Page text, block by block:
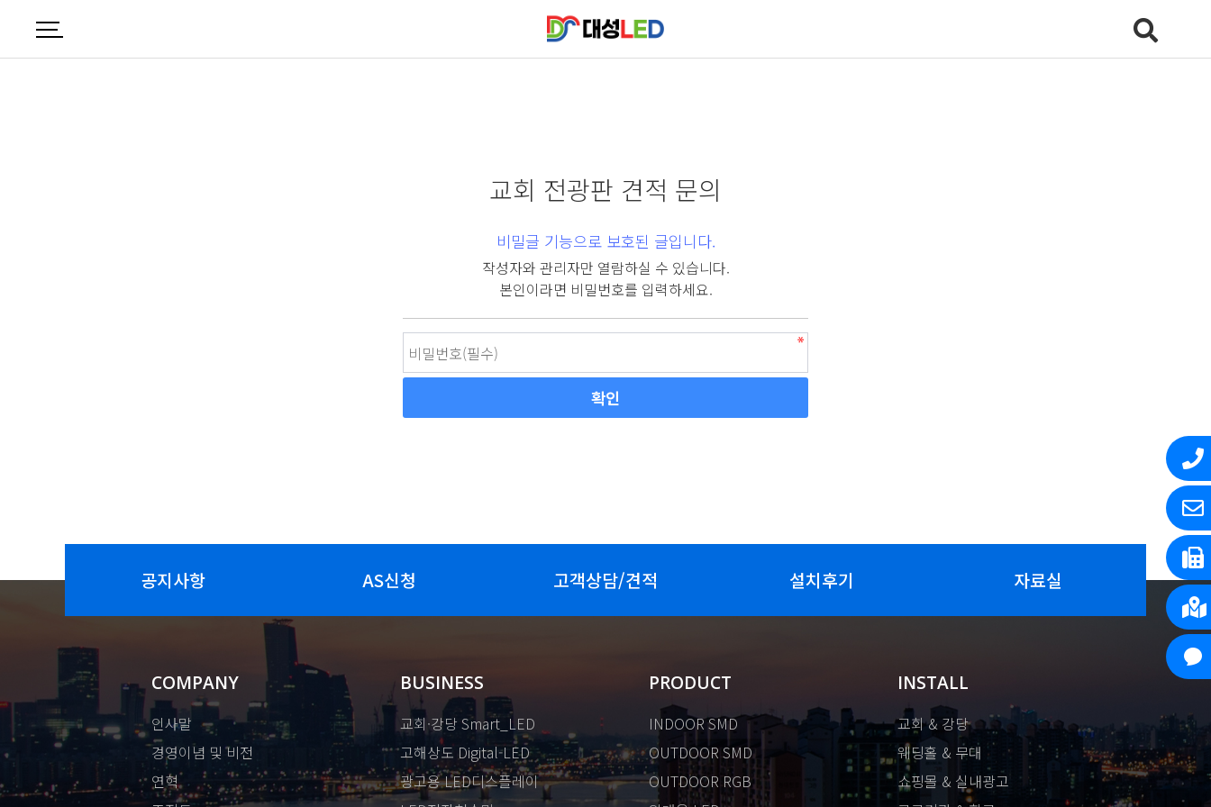
교회 전광판 견적 문의
비밀글 기능으로 보호된 글입니다.
작성자와 관리자만 열람하실 수 있습니다.
본인이라면 비밀번호를 입력하세요.
공지사항 AS신청 고객상담/견적 설치후기 자료실
COMPANY
인사말
경영이념 및 비전
연혁
BUSINESS
교회·강당 Smart_LED
고해상도 Digital-LED
광고용 LED디스플레이
PRODUCT
INDOOR SMD
OUTDOOR SMD
OUTDOOR RGB
INSTALL
교회 & 강당
웨딩홀 & 무대
쇼핑몰 & 실내광고